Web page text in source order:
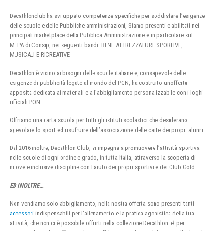
Decathlonclub ha sviluppato competenze specifiche per soddisfare l’esigenze
delle scuole e delle Pubbliche amministrazioni, Siamo presenti e abilitati nei
principali marketplace della Pubblica Amministrazione e in particolare sul
MEPA di Consip, nei seguenti bandi: BENI: ATTREZZATURE SPORTIVE,
MUSICALI E RICREATIVE
Decathlon è vicino ai bisogni delle scuole italiane e, consapevole delle
esigenze di pubblicità legate al mondo del PON, ha costruito un’offerta
apposita dedicata ai materiali e all’abbigliamento personalizzabile con i loghi
ufficiali PON.
Offriamo una carta scuola per tutti gli istituti scolastici che desiderano
agevolare lo sport ed usufruire dell’associazione delle carte dei propri alunni.
Dal 2016 inoltre, Decathlon Club, si impegna a promuovere l’attività sportiva
nelle scuole di ogni ordine e grado, in tutta Italia, attraverso la scoperta di
nuove e inclusive discipline con l’aiuto dei propri sportivi e dei Club Gold.
ED INOLTRE…
Non vendiamo solo abbigliamento, nella nostra offerta sono presenti tanti
accessori indispensabili per l’allenamento e la pratica agonistica della tua
attività, che non ci è possibile offrirti nella collezione Decathlon. e’ per